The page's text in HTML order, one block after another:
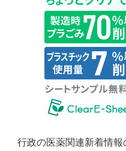
行政の医薬関連新着情報